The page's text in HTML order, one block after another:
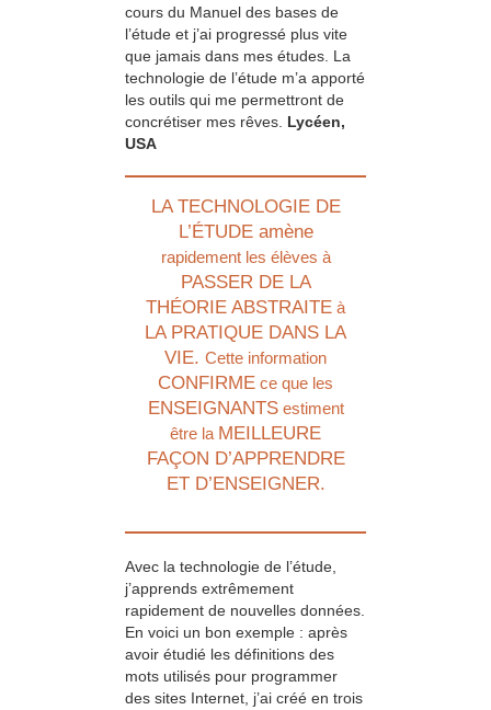
cours du Manuel des bases de
l’étude et j’ai progressé plus vite
que jamais dans mes études. La
technologie de l’étude m’a apporté
les outils qui me permettront de
concrétiser mes rêves. Lycéen,
USA
LA TECHNOLOGIE DE
L’ÉTUDE amène
rapidement les élèves à
PASSER DE LA
THÉORIE ABSTRAITE à
LA PRATIQUE DANS LA
VIE. Cette information
CONFIRME ce que les
ENSEIGNANTSestiment
être la MEILLEURE
FAÇON D’APPRENDRE
ET D’ENSEIGNER.
Avec la technologie de l’étude,
j’apprends extrêmement
rapidement de nouvelles données.
En voici un bon exemple : après
avoir étudié les définitions des
mots utilisés pour programmer
des sites Internet, j’ai créé en trois